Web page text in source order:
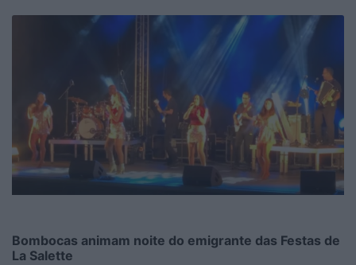
Bombocas animam noite do emigrante das Festas de
La Salette